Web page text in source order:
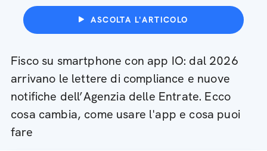
ASCOLTA L'ARTICOLO
Fisco su smartphone con app IO: dal 2026
arrivano le lettere di compliance e nuove
notifiche dell’Agenzia delle Entrate. Ecco
cosa cambia, come usare l'app e cosa puoi
fare